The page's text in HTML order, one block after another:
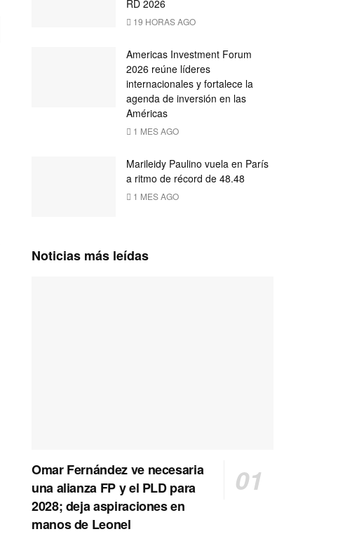
RD 2026
19 HORAS AGO
Americas Investment Forum
2026 reúne líderes
internacionales y fortalece la
agenda de inversión en las
Américas
1 MES AGO
Marileidy Paulino vuela en París
a ritmo de récord de 48.48
1 MES AGO
Noticias más leídas
Omar Fernández ve necesaria
una alianza FP y el PLD para
2028; deja aspiraciones en
manos de Leonel